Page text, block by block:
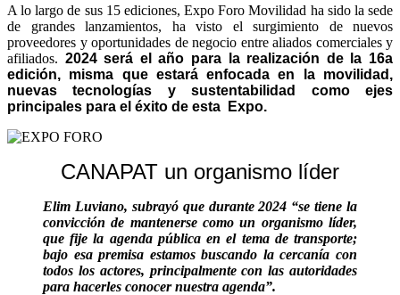
A lo largo de sus 15 ediciones, Expo Foro Movilidad ha sido la sede
de grandes lanzamientos, ha visto el surgimiento de nuevos
proveedores y oportunidades de negocio entre aliados comerciales y
afiliados. 2024 será el año para la realización de la 16a
edición, misma que estará enfocada en la movilidad,
nuevas tecnologías y sustentabilidad como ejes
principales para el éxito de esta
Expo.
CANAPAT un organismo líder
Elim Luviano, subrayó que durante 2024 “se tiene la
convicción de mantenerse como un organismo líder,
que fije la agenda pública en el tema de transporte;
bajo esa premisa estamos buscando la cercanía con
todos los actores, principalmente con las autoridades
para hacerles conocer nuestra agenda”.